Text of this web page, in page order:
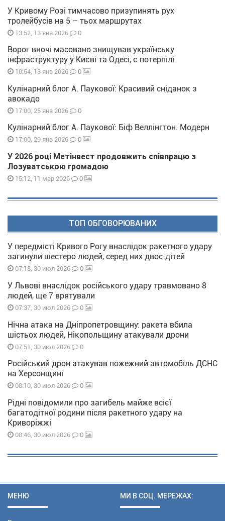
У Кривому Розі тимчасово призупинять рух
тролейбусів на 5 – тьох маршрутах
13:52, 13 янв 2026 0
Ворог вночі масовано знищував українську
інфраструктуру у Києві та Одесі, є потерпілі
10:54, 13 янв 2026 0
Кулінарний блог А. Паукової: Красивий сніданок з
авокадо
17:00, 25 янв 2026 0
Кулінарний блог А. Паукової: Біф Веллінгтон. Модерн
17:00, 29 янв 2026 0
У 2026 році Метінвест продовжить співпрацю з
Лозуватською громадою
15:12, 11 мар 2026 0
ТОП ОБГОВОРЮВАНИХ
У передмісті Кривого Рогу внаслідок ракетного удару
загинули шестеро людей, серед них двоє дітей
07:18, 30 июл 2026 0
У Львові внаслідок російського удару травмовано 8
людей, ще 7 врятували
07:37, 30 июл 2026 0
Нічна атака на Дніпропетровщину: ракета вбила
шістьох людей, Нікопольщину атакували дрони
07:51, 30 июл 2026 0
Російський дрон атакував пожежний автомобіль ДСНС
на Херсонщині
08:10, 30 июл 2026 0
Рідні повідомили про загибель майже всієї
багатодітної родини після ракетного удару на
Криворіжжі
08:46, 30 июл 2026 0
МЕНЮ МИ В СОЦ. МЕРЕЖАХ: